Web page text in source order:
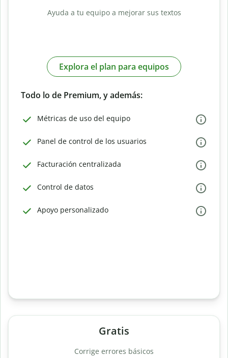
Ayuda a tu equipo a mejorar sus textos
Explora el plan para equipos
Todo lo de Premium, y además:
Métricas de uso del equipo
Panel de control de los usuarios
Facturación centralizada
Control de datos
Apoyo personalizado
Gratis
Corrige errores básicos